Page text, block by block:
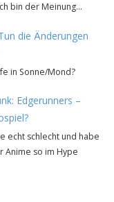
bin der Meinung…
die Änderungen
in Sonne/Mond?
Edgerunners –
echt schlecht und habe
Anime so im Hype